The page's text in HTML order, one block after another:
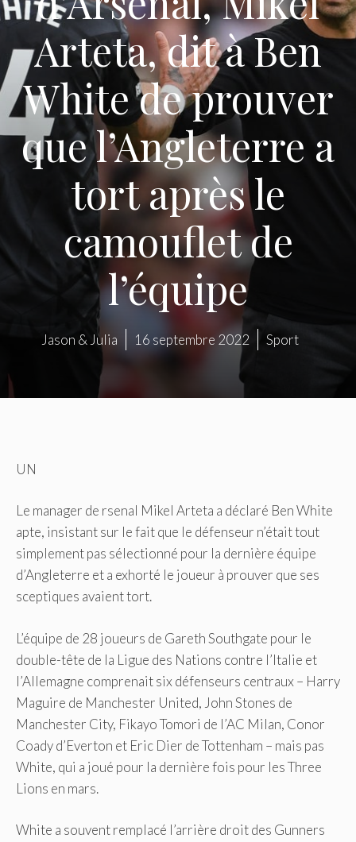
Arteta, dit à Ben
White de prouver
que l’Angleterre a
tort après le
camouflet de
l’équipe
Jason & Julia 16 septembre 2022 Sport
UN
Le manager de rsenal Mikel Arteta a déclaré Ben White
apte, insistant sur le fait que le défenseur n’était tout
simplement pas sélectionné pour la dernière équipe
d’Angleterre et a exhorté le joueur à prouver que ses
sceptiques avaient tort.
L’équipe de 28 joueurs de Gareth Southgate pour le
double-tête de la Ligue des Nations contre l’Italie et
l’Allemagne comprenait six défenseurs centraux – Harry
Maguire de Manchester United, John Stones de
Manchester City, Fikayo Tomori de l’AC Milan, Conor
Coady d’Everton et Eric Dier de Tottenham – mais pas
White, qui a joué pour la dernière fois pour les Three
Lions en mars.
White a souvent remplacé l’arrière droit des Gunners